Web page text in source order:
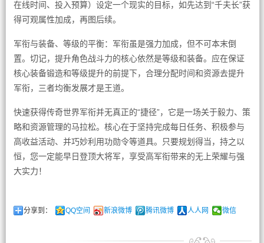
在线时间、投入预算）设定一个现实的目标，如先达到“千夫长”获
得可观属性加成，再图后续。
军衔与装备、等级的平衡：军衔虽是强力加成，但不可本末倒
置。切记，提升角色战斗力的核心依然是等级和装备。应在保证
核心装备锻造和等级提升的前提下，合理分配时间和资源去提升
军衔，三者均衡发展才是王道。
快速获得传奇世界军衔并无真正的“捷径”，它是一场关于毅力、策
略和资源管理的马拉松。核心在于坚持完成每日任务、积极参与
高收益活动、并巧妙利用功勋令等道具。只要规划得当，持之以
恒，您一定能早日登顶大将军，享受高军衔带来的无上荣耀与强
大实力！
分享到： QQ空间 新浪微博 腾讯微博 人人网 微信